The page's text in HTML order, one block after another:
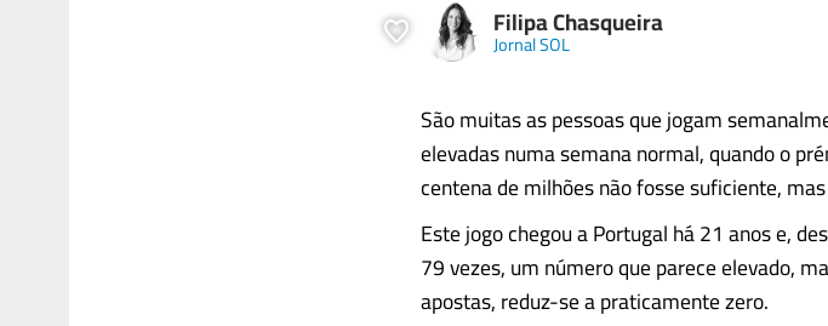
Filipa Chasqueira
Jornal SOL
São muitas as pessoas que jogam
elevadas numa semana normal, quando o
centena de milhões não fosse suficiente,
Este jogo chegou a Portugal há 21 anos e,
79 vezes, um número que parece elevado,
apostas, reduz-se a praticamente zero.